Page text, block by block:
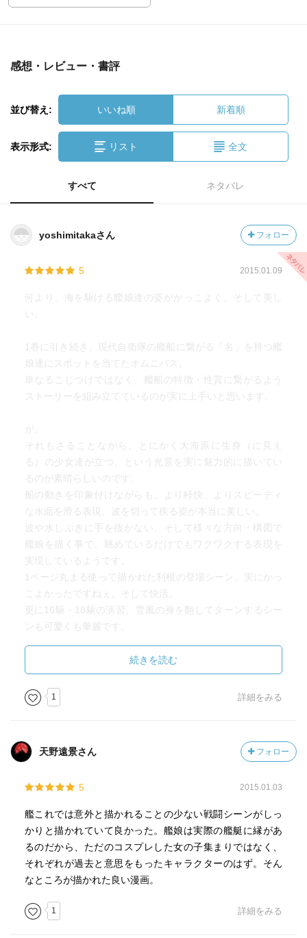
感想・レビュー・書評
並び替え: いいね順 新着順
表示形式: リスト 全文
すべて ネタバレ
yoshimitakaさん フォロー
5 2015.01.09
何より、海を駆ける艦娘達の姿がかっこよく、そして美し
い。
1巻に引き続き、現代自衛隊の艦船に繋がる「名」を持つ艦
娘達にスポットを当てたオムニバス。
単なるこじつけではなく、艦船の特徴・性質に繋がるよう
ストーリーを組み立てているのが実に上手いと思います。
が。
それもさることながら、とにかく大海原に生身（に見え
る）の少女達が立つ、という光景を実に魅力的に描いてい
るのが素晴らしいのです。
船の動きを印象付けながらも、より軽快、よりスピーディ
な水面を滑る表現、波を切って疾る姿が本当に美しい。
波や水しぶきに手を抜かない、そして様々な方向・構図で
艦娘を描く事で、眺めているだけでもワクワクする表現を
実現しているようです。
1ページ丸まる使って描かれた利根の登場シーン、実にかっ
こよかったですねぇ。そして快活。
更に16駆・18駆の演習。雪風の身を翻してターンするシー
ンも可愛くも華麗です。
更に、各艤装のギミック、および艦載機等の機構をしっか
り描いているのもポイント高い。
魚雷の発射シークエンスや艦爆の爆撃アクションをちゃん
ュッ」等の小さな擬音を入れるか入れないかで臨場感は雲
泥の差です。
することしきり。
艤装ではありませんが、翔鶴の矢を放つポーズ、姿勢も様
になっているのもいいですね。
各キャラクターも単純に可愛いだけでなく、それぞれに個
性が光っています。
秋月はイケメン、かｗ
表紙・ストーリーからすると秋月が目立たなきゃならない
続きを読む
1 詳細をみる
天野遠景さん フォロー
5 2015.01.03
艦これでは意外と描かれることの少ない戦闘シーンがしっ
かりと描かれていて良かった。艦娘は実際の艦艇に縁があ
るのだから、ただのコスプレした女の子集まりではなく、
それぞれが過去と意思をもったキャラクターのはず。そん
なところが描かれた良い漫画。
1 詳細をみる